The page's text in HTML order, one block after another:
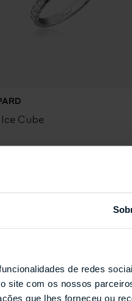
de redes
site com os nossos
que lhes forneceu ou
Cube